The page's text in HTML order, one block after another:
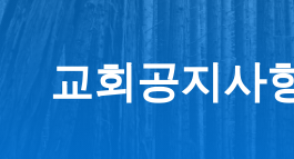
교회공지사